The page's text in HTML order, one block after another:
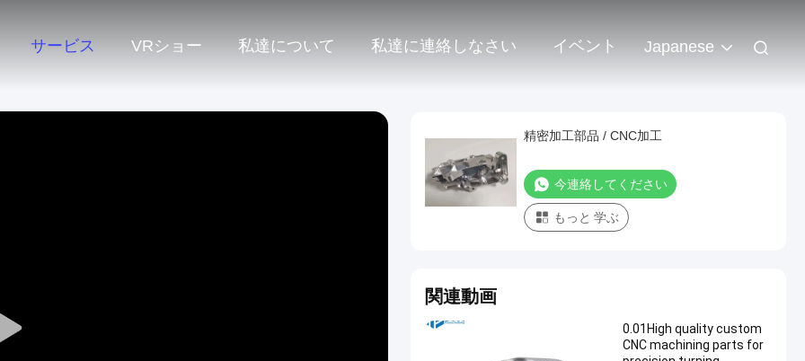
サービス VRショー 私達について 私達に連絡しなさい イベント Japanese
Play
精密加工部品 / CNC加工
今連絡してください
もっと 学ぶ
関連動画
0.01High quality custom
CNC machining parts for